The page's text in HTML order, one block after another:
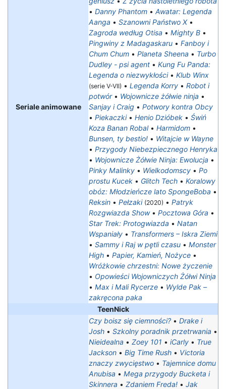
Seriale animowane
• Danny Phantom • Awatar: Legenda
Aanga • Szanowni Państwo X•
Zagroda według Otisa • Mighty B •
Pingwiny z Madagaskaru • Fanboy i
Chum Chum • Planeta Sheena • Turbo
Dudley - psi agent • Kung Fu Panda:
Legenda o niezwykłości• Klub Winx
(serie V-VII) • Legenda Korry • Robot i
potwór• Wojownicze żółwie ninja •
Sanjay i Craig • Potwory kontra Obcy
• Piekaczki• Henio Dzióbek • Świń
Koza Banan Robal• Harmidom •
Bunsen, ty bestio! • Witajcie w Wayne
• Przygody Niebezpiecznego Henryka
• Wojownicze Żółwie Ninja: Ewolucja •
Pinky Malinky • Wielkodomscy • Po
prostu Kucek • Glitch Tech • Koralowy
obóz: Młodzieńcze lato SpongeBoba •
Reksin • Pełzaki (2020) • Patryk
Rozgwiazda Show• Pocztowa Góra •
Star Trek: Protogwiazda • Natan
Wspaniały • Transformers – Iskra Ziemi
• Sammy i Raj w pętli czasu • Monster
High • Papier, Kamień, Nożyce •
Wróżkowie chrzestni: Nowe życzenie
• Opowieści Wojowniczych Żółwi Ninja
• Max i Mali Rycerze • Wylde Pak –
zakręcona paka
TeenNick
Czy boisz się ciemności? • Drake i
Josh • Szkolny poradnik przetrwania •
Nieidealna • Zoey 101 • iCarly • True
Jackson • Big Time Rush • Victoria
znaczy zwycięstwo • Tajemnice domu
Anubisa • Mega przygody Bucketa i
Skinnera • Zdaniem Freda! • Jak